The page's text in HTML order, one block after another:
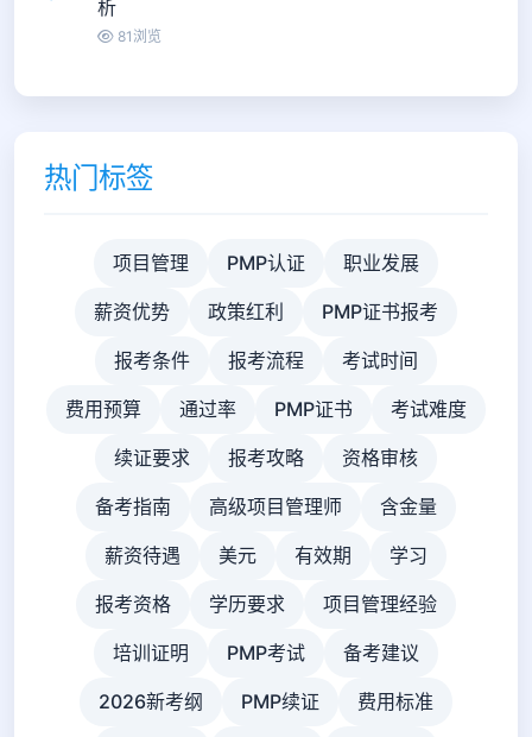
析
81浏览
热门标签
项目管理 PMP认证 职业发展
薪资优势 政策红利 PMP证书报考
报考条件 报考流程 考试时间
费用预算 通过率 PMP证书 考试难度
续证要求 报考攻略 资格审核
备考指南 高级项目管理师 含金量
薪资待遇 美元 有效期 学习
报考资格 学历要求 项目管理经验
培训证明 PMP考试 备考建议
2026新考纲 PMP续证 费用标准